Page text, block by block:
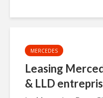
MERCEDES
Leasing
& LLD